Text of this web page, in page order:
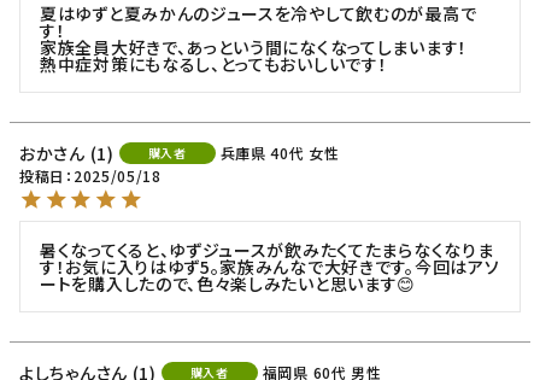
夏はゆずと夏みかんのジュースを冷やして飲むのが最高で
す！
家族全員大好きで、あっという間になくなってしまいます！
熱中症対策にもなるし、とってもおいしいです！
おか 1 購入者 兵庫県 40代 女性
投稿日
2025/05/18
暑くなってくると、ゆずジュースが飲みたくてたまらなくなりま
す！お気に入りはゆず5。家族みんなで大好きです。今回はアソ
ートを購入したので、色々楽しみたいと思います😊
よしちゃん 1 購入者 福岡県 60代 男性